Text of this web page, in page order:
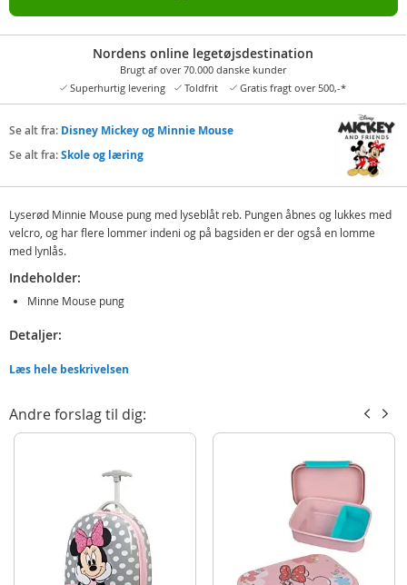
Nordens online legetøjsdestination
Brugt af over 70.000 danske kunder
Superhurtig levering
Toldfrit Gratis fragt over 500,-*
Se alt fra: Disney Mickey og Minnie Mouse
Se alt fra:Skole og læring
Lyserød Minnie Mouse pung med lyseblåt reb. Pungen åbnes og lukkes med
velcro, og har flere lommer indeni og på bagsiden er der også en lomme
med lynlås.
Indeholder:
Minne Mouse pung
Detaljer:
Læs hele beskrivelsen
Andre forslag til dig: